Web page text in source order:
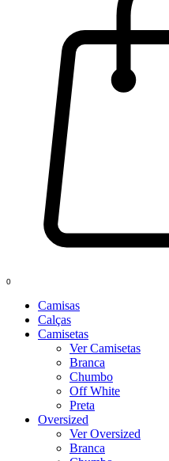
0
Camisas
Calças
Camisetas
Ver Camisetas
Branca
Chumbo
Off White
Preta
Oversized
Ver Oversized
Branca